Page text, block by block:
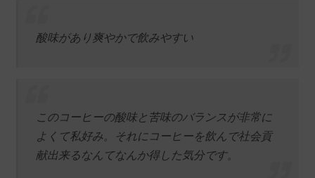
酸味があり爽やかで飲みやすい
このコーヒーの酸味と苦味のバランスが非常に
よくて私好み。それにコーヒーを飲んで社会貢
献出来るなんてなんか得した気分です。